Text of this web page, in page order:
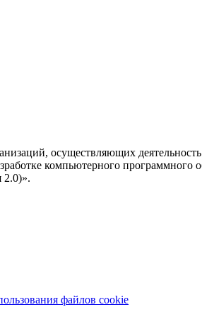
осуществляющих
компьютерного
2.0)».
файлов cookie